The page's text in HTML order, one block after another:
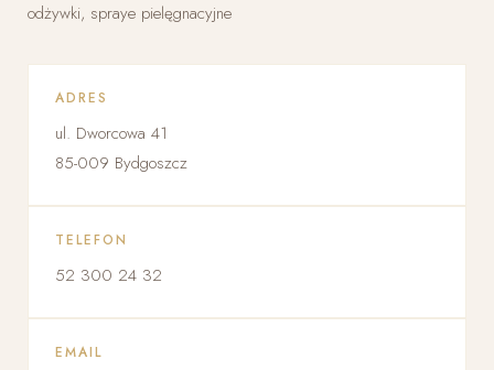
odżywki, spraye pielęgnacyjne
ADRES
ul. Dworcowa 41
85-009 Bydgoszcz
TELEFON
52 300 24 32
EMAIL